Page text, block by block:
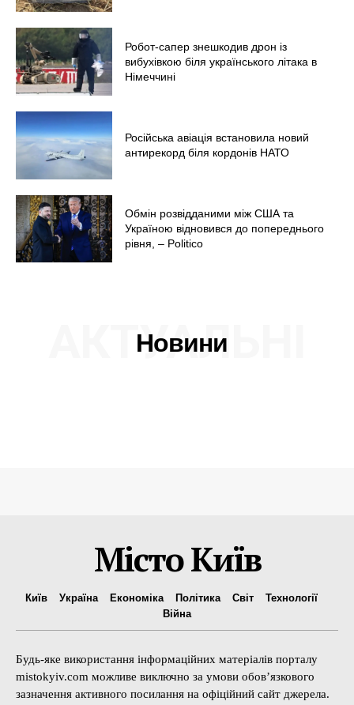
Робот-сапер знешкодив дрон із
вибухівкою біля українського літака в
Німеччині
Російська авіація встановила новий
антирекорд біля кордонів НАТО
Обмін розвідданими між США та
Україною відновився до попереднього
рівня, – Politico
Новини
АКТУАЛЬНІ
Місто Київ
Київ Україна Економіка Політика Світ
Технології
Війна
Будь-яке використання інформаційних матеріалів порталу
mistokyiv.com можливе виключно за умови обов’язкового
зазначення активного посилання на офіційний сайт джерела.